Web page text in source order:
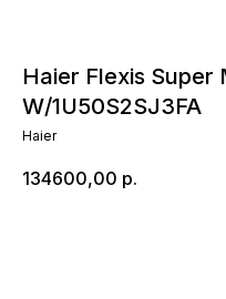
Haier Flexis Super
W/1U50S2SJ3FA
Haier
134600,00 р.